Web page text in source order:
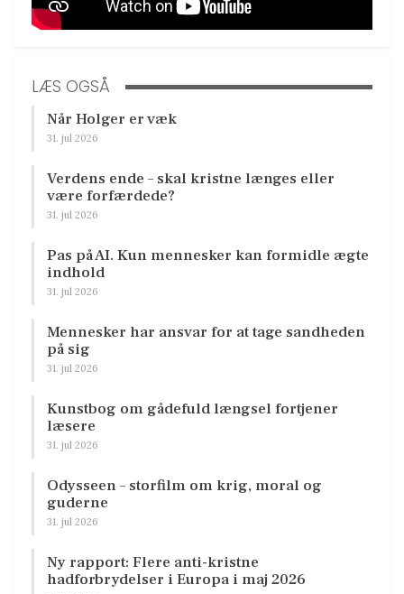
LÆS OGSÅ
Når Holger er væk
31. jul 2026
Verdens ende – skal kristne længes eller
være forfærdede?
31. jul 2026
Pas på AI. Kun mennesker kan formidle ægte
indhold
31. jul 2026
Mennesker har ansvar for at tage sandheden
på sig
31. jul 2026
Kunstbog om gådefuld længsel fortjener
læsere
31. jul 2026
Odysseen – storfilm om krig, moral og
guderne
31. jul 2026
Ny rapport: Flere anti-kristne
hadforbrydelser i Europa i maj 2026